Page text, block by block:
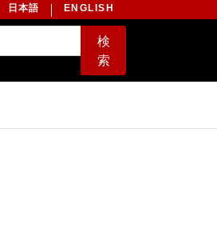
日本語 ENGLISH
検
索